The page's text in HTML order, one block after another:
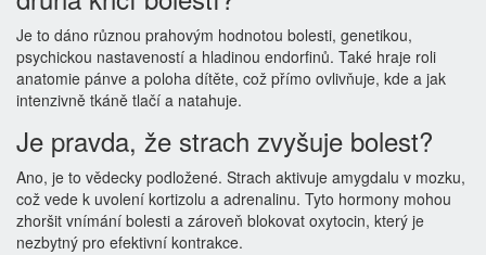
Je to dáno různou prahovým hodnotou bolesti, genetikou,
psychickou nastaveností a hladinou endorfinů. Také hraje roli
anatomie pánve a poloha dítěte, což přímo ovlivňuje, kde a jak
intenzivně tkáně tlačí a natahuje.
Je pravda, že strach zvyšuje bolest?
Ano, je to vědecky podložené. Strach aktivuje amygdalu v mozku,
což vede k uvolení kortizolu a adrenalinu. Tyto hormony mohou
zhoršit vnímání bolesti a zároveň blokovat oxytocin, který je
nezbytný pro efektivní kontrakce.